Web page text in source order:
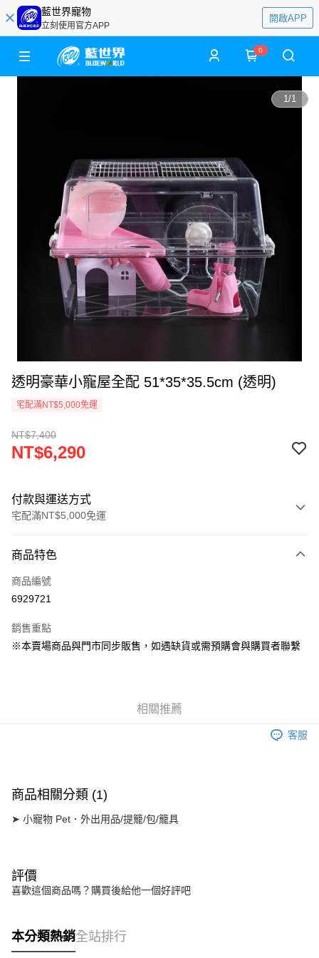
藍世界寵物
立刻使用官方APP
開啟APP
0
1/1
透明豪華小寵屋全配 51*35*35.5cm (透明)
宅配滿NT$5,000免運
NT$7,400
NT$6,290
付款與運送方式
宅配滿NT$5,000免運
信用卡一次付款
LINE Pay
街口支付
每筆NT$160，滿NT$5,000(含以上)免運費
付款後門市自取
商品特色
商品編號
6929721
銷售重點
※本賣場商品與門市同步販售，如遇缺貨或需預購會與購買者聯繫
相關推薦
客服
商品相關分類 (1)
➤ 小寵物 Pet．外出用品/提籠/包/籠具
評價
喜歡這個商品嗎？購買後給他一個好評吧
本分類熱銷全站排行